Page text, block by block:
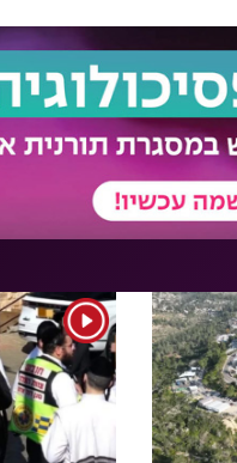
1